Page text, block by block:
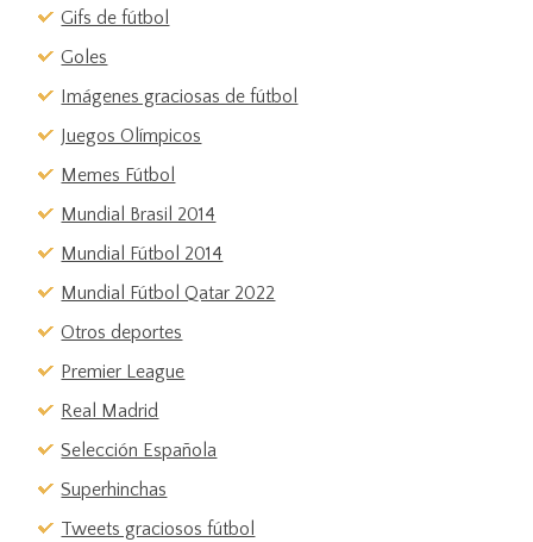
Gifs de fútbol
Goles
Imágenes graciosas de fútbol
Juegos Olímpicos
Memes Fútbol
Mundial Brasil 2014
Mundial Fútbol 2014
Mundial Fútbol Qatar 2022
Otros deportes
Premier League
Real Madrid
Selección Española
Superhinchas
Tweets graciosos fútbol